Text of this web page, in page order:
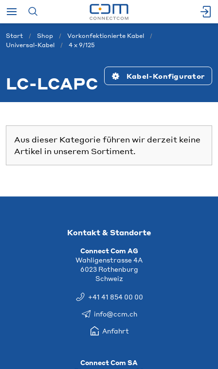
Start Shop
Vorkonfektionierte Kabel
Universal-Kabel
4 x 9/125
LC-LCAPC Kabel-Konfigurator
Aus dieser Kategorie führen wir derzeit keine
Artikel in unserem Sortiment.
Kontakt & Standorte
Connect Com AG
Wahligenstrasse 4A
6023 Rothenburg
Schweiz
+41 41 854 00 00
info@ccm.ch
Anfahrt
Connect Com SA